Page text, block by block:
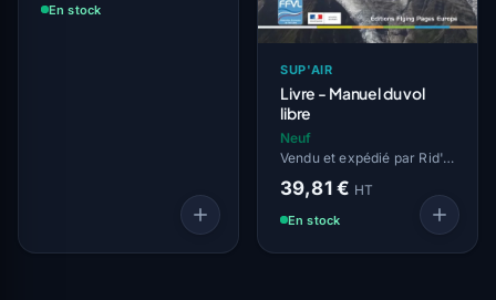
En stock
SUP'AIR
Livre - Manuel du vol
libre
Neuf
Vendu et expédié par Rid'Air
39,81 € HT
En stock